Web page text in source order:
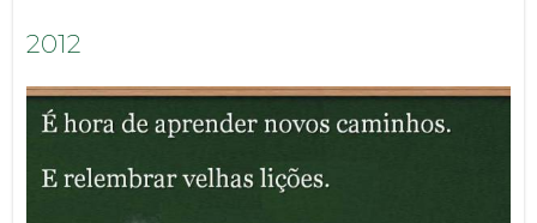
2012